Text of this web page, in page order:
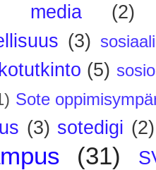
media
(2)
(3)
(5)
Sote
(3) sotedigi (2)
(31)